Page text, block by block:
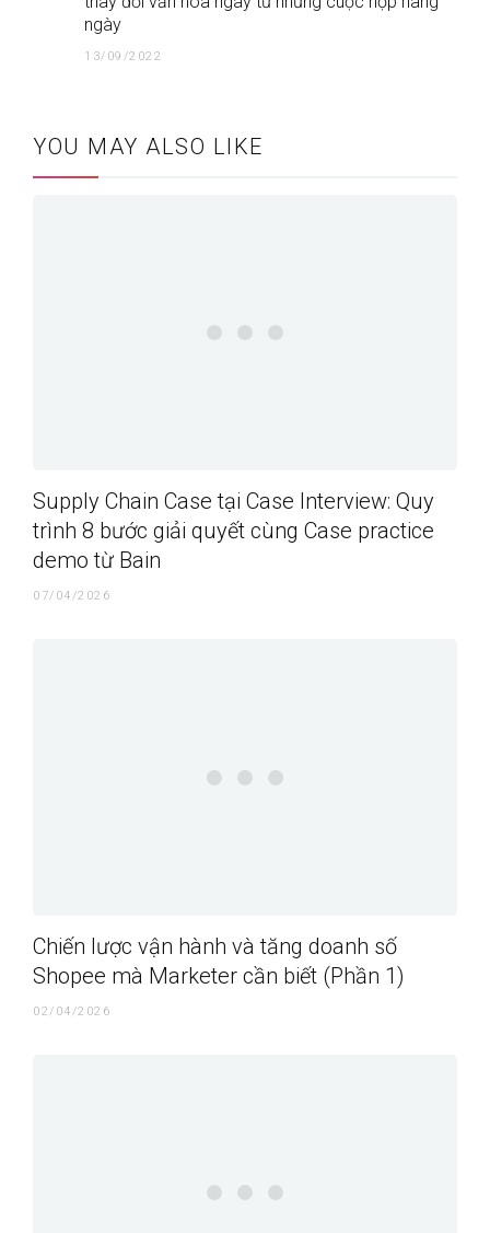
ngày
13/09/2022
YOU MAY ALSO LIKE
Supply Chain Case tại Case Interview: Quy
trình 8 bước giải quyết cùng Case practice
demo từ Bain
07/04/2026
Chiến lược vận hành và tăng doanh số
Shopee mà Marketer cần biết (Phần 1)
02/04/2026